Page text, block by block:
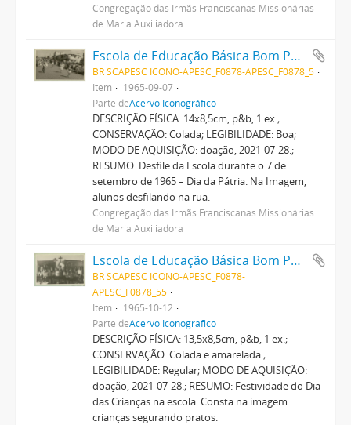
Congregação das Irmãs Franciscanas Missionárias
de Maria Auxiliadora
Escola de Educação Básica Bom Pastor
BR SCAPESC ICONO-APESC_F0878-APESC_F0878_5
Item
1965-09-07
Parte deAcervo Iconográfico
DESCRIÇÃO FÍSICA: 14x8,5cm, p&b, 1 ex.;
CONSERVAÇÃO: Colada; LEGIBILIDADE: Boa;
MODO DE AQUISIÇÃO: doação, 2021-07-28.;
RESUMO: Desfile da Escola durante o 7 de
setembro de 1965 – Dia da Pátria. Na Imagem,
alunos desfilando na rua.
Congregação das Irmãs Franciscanas Missionárias
de Maria Auxiliadora
Escola de Educação Básica Bom Pastor
BR SCAPESC ICONO-APESC_F0878-
APESC_F0878_55
Item
1965-10-12
Parte deAcervo Iconográfico
DESCRIÇÃO FÍSICA: 13,5x8,5cm, p&b, 1 ex.;
CONSERVAÇÃO: Colada e amarelada ;
LEGIBILIDADE: Regular; MODO DE AQUISIÇÃO:
doação, 2021-07-28.; RESUMO: Festividade do Dia
das Crianças na escola. Consta na imagem
crianças segurando pratos.